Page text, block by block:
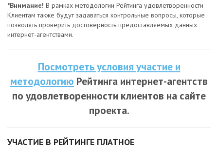
*Внимание! В рамках методологии Рейтинга удовлетворенности
Клиентам также будут задаваться контрольные вопросы, которые
позволять проверить достоверность предоставляемых данных
интернет-агентствами.
Посмотреть условия участие и
методологию Рейтинга интернет-агентств
по удовлетворенности клиентов на сайте
проекта.
УЧАСТИЕ В РЕЙТИНГЕ ПЛАТНОЕ